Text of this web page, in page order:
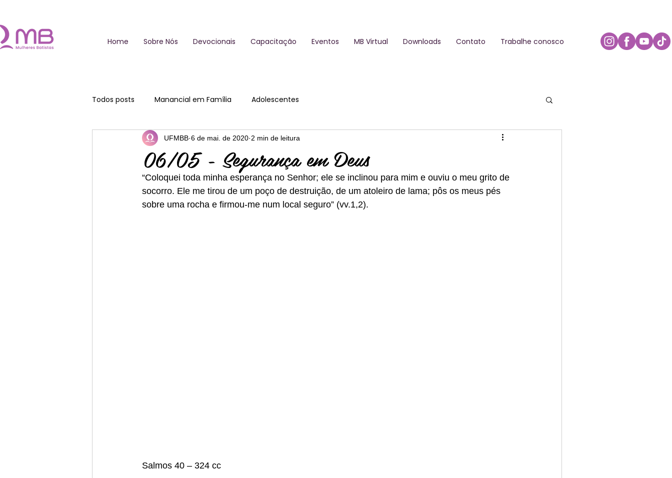
Home Sobre Nós Devocionais Capacitação Eventos MB Virtual Downloads Contato Trabalhe conosco
Todos posts Manancial em Família Adolescentes
06/05 - Segurança em Deus
UFMBB 6 de mai. de 2020 2 min de leitura
“Coloquei toda minha esperança no Senhor; ele se inclinou para mim e ouviu o meu grito de
socorro. Ele me tirou de um poço de destruição, de um atoleiro de lama; pôs os meus pés
sobre uma rocha e firmou-me num local seguro” (vv.1,2).
Salmos 40 – 324 cc